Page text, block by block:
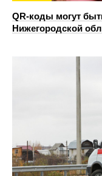
QR-коды могут
Нижегородской